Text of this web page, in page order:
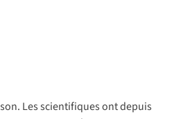
Les scientifiques ont depuis